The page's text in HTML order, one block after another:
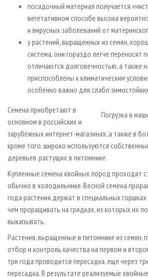
посадочный материал получается
вегетативном способе высока
и вирусных заболеваний от
у растений, выращенных из семян,
система, они гораздо легче переносят
отличаются долговечностью, а также
приспособлены к климатическим
особенно важно для слабо
Погрузка в
Семена приобретают в
основном в российских и
зарубежных интернет-магазинах, а также в
кроме того, широко используются
деревьев, растущих в питомнике.
Купленные семена хвойных пород проходят
обычно в холодильнике. Весной семена
года растения держат в специальных
чем проращивать на грядках, из которых их
выкапывать.
Растения, выращенные в питомнике из семян,
отбор и контроль качества на первом и
три года проводится пересадка, еще через
пересадка. В результате реализуемые